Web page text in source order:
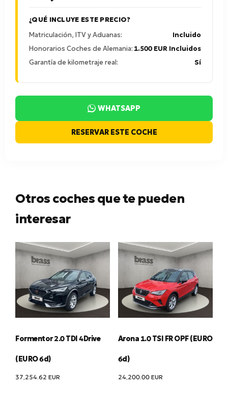
¿QUÉ INCLUYE ESTE PRECIO?
Matriculación, ITV y Aduanas:
Incluido
Honorarios Coches de Alemania: 1.500 EUR Incluidos
Garantía de kilometraje real:
Sí
WHATSAPP
RESERVAR ESTE COCHE
Otros coches que te pueden
interesar
Formentor 2.0 TDI 4Drive
(EURO 6d)
37,254.62 EUR
Arona 1.0 TSI FR OPF (EURO
6d)
24,200.00 EUR